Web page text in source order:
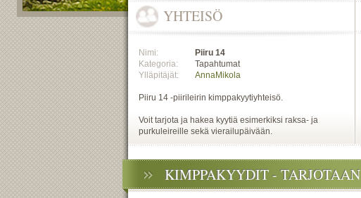
YHTEISÖ
Nimi:
Piiru 14
Kategoria:
Tapahtumat
Ylläpitäjät:
AnnaMikola
Piiru 14 -piirileirin kimppakyytiyhteisö.
Voit tarjota ja hakea kyytiä esimerkiksi raksa- ja
purkuleireille sekä vierailupäivään.
KIMPPAKYYDIT - TARJOTAAN